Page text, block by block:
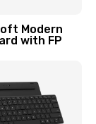
Modern
with FP